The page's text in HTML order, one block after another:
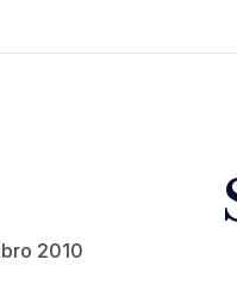
2010